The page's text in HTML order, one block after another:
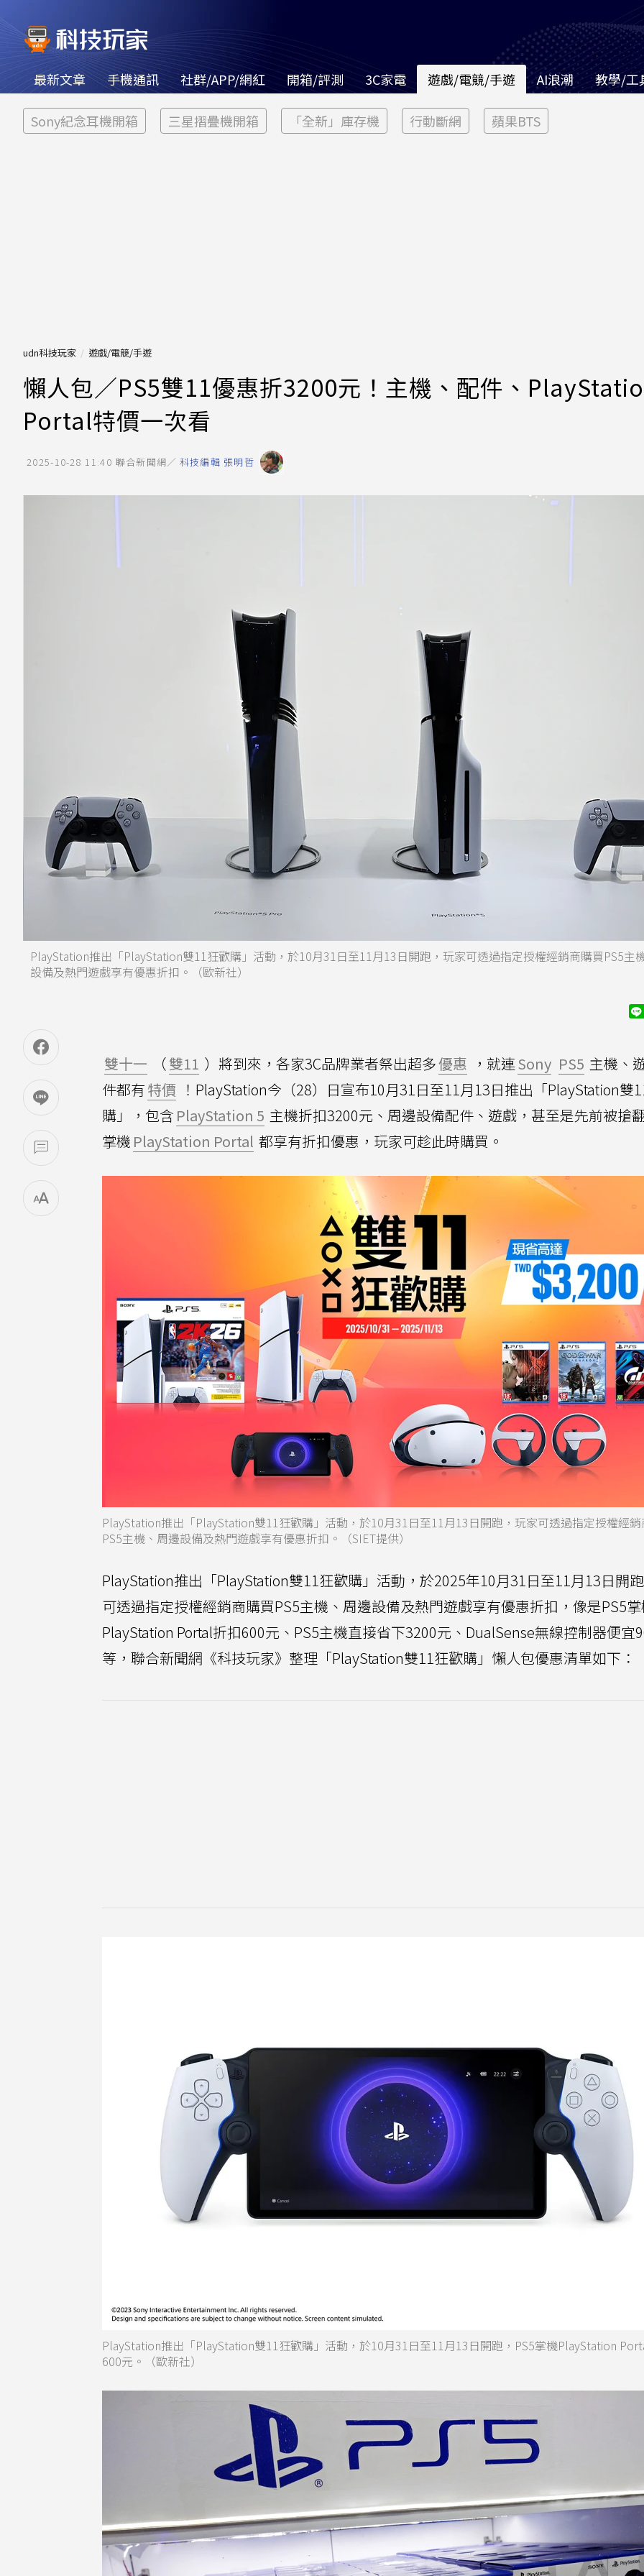
最新文章 手機通訊 社群/APP/網紅 開箱/評測 3C家電 遊戲/電競/手遊 AI浪潮 教學/工
Sony紀念耳機開箱 三星摺疊機開箱 「全新」庫存機 行動斷網 蘋果BTS
udn科技玩家 遊戲/電競/手遊
懶人包／PS5雙11優惠折3200元！主機、配件、
Portal特價一次看
2025-10-28 11:40 聯合新聞網／ 科技編輯 張明哲
PlayStation推出「PlayStation雙11狂歡購」活動，於10月31日至11月13日開跑，玩家可透過指定授權經銷商購買PS5主
設備及熱門遊戲享有優惠折扣。（歐新社）
雙十一 （雙11 ）將到來，各家3C品牌業者祭出超多優惠 ，就連Sony PS5 主機、
件都有特價 ！PlayStation今（28）日宣布10月31日至11月13日推出「PlayStation雙
購」，包含 PlayStation 5 主機折扣3200元、周邊設備配件、遊戲，甚至是先前被搶
掌機 PlayStation Portal 都享有折扣優惠，玩家可趁此時購買。
PlayStation推出「PlayStation雙11狂歡購」活動，於10月31日至11月13日開跑，玩家可透過指定授權經
PS5主機、周邊設備及熱門遊戲享有優惠折扣。（SIET提供）
PlayStation推出「PlayStation雙11狂歡購」活動，於2025年10月31日至11月13日開
可透過指定授權經銷商購買PS5主機、周邊設備及熱門遊戲享有優惠折扣，像是PS5
PlayStation Portal折扣600元、PS5主機直接省下3200元、DualSense無線控制器便宜
等，聯合新聞網《科技玩家》整理「PlayStation雙11狂歡購」懶人包優惠清單如下：
PlayStation推出「PlayStation雙11狂歡購」活動，於10月31日至11月13日開跑，PS5掌機PlayStation
600元。（歐新社）